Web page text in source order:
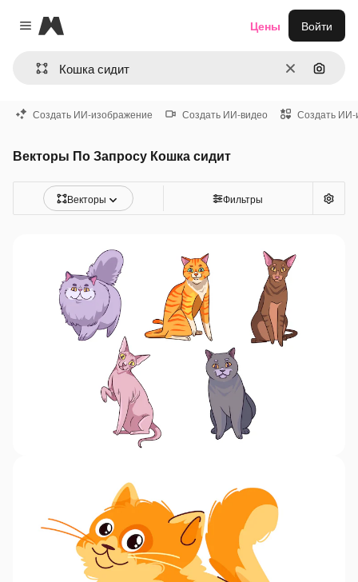
Close menu
Magnific
ОчиститьПоиск
Цены Войти
Создать ИИ-изображение Создать ИИ-видео Создать ИИ-
Векторы По Запросу Кошка сидит
Векторы Фильтры